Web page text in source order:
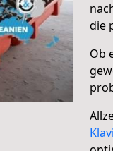
die
Ob